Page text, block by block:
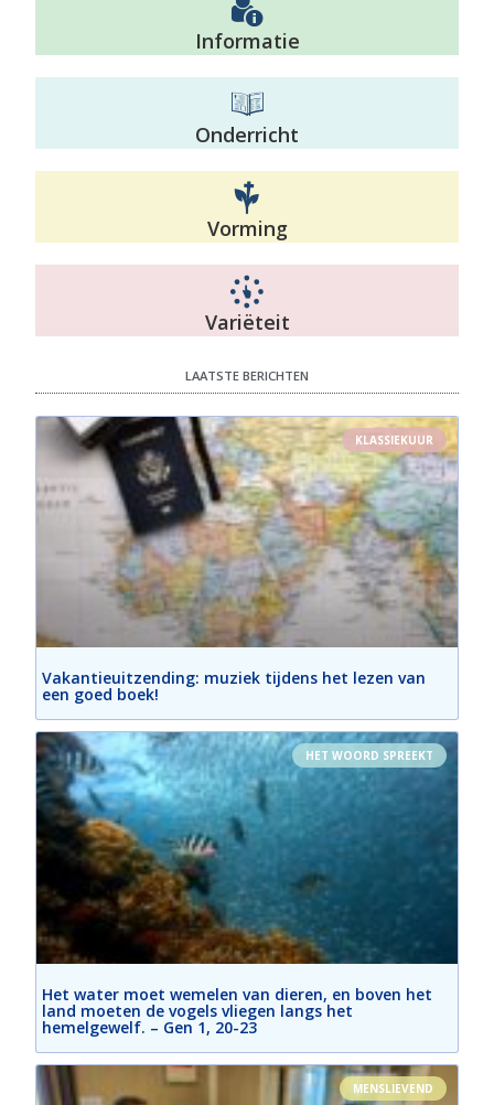
Informatie
Onderricht
Vorming
Variëteit
LAATSTE BERICHTEN
KLASSIEKUUR
Vakantieuitzending: muziek tijdens het lezen van
een goed boek!
HET WOORD SPREEKT
Het water moet wemelen van dieren, en boven het
land moeten de vogels vliegen langs het
hemelgewelf. – Gen 1, 20-23
MENSLIEVEND